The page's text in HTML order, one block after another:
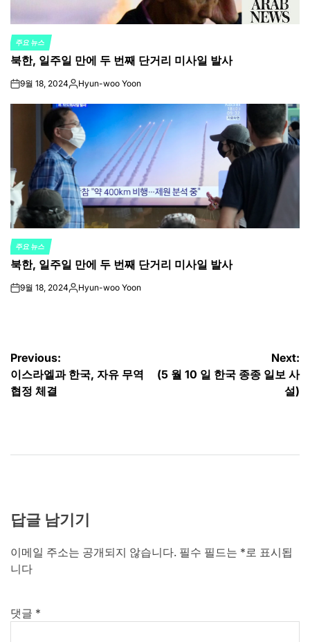
POSTED
IN
주요 뉴스
북한, 일주일 만에 두 번째 단거리 미사일 발사
on9월 18, 2024Posted
Hyun-woo Yoon
POSTED
IN
주요 뉴스
북한, 일주일 만에 두 번째 단거리 미사일 발사
on9월 18, 2024Posted
Hyun-woo Yoon
글
탐
Previous:
이스라엘과 한국, 자유 무역
협정 체결
Next:
(5 월 10 일 한국 종종 일보 사
설)
답글 남기기
이메일 주소는 공개되지 않습니다. 필수 필드는 *로 표시됩
니다
댓글 *